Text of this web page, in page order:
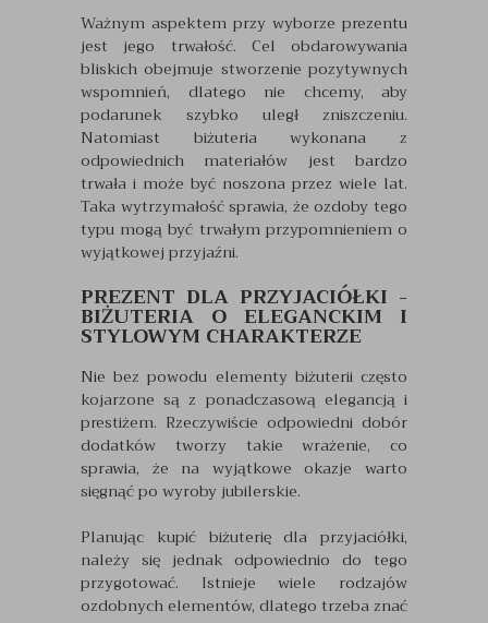
Ważnym aspektem przy wyborze prezentu
jest jego trwałość. Cel obdarowywania
bliskich obejmuje stworzenie pozytywnych
wspomnień, dlatego nie chcemy, aby
podarunek szybko uległ zniszczeniu.
Natomiast biżuteria wykonana z
odpowiednich materiałów jest bardzo
trwała i może być noszona przez wiele lat.
Taka wytrzymałość sprawia, że ozdoby tego
typu mogą być trwałym przypomnieniem o
wyjątkowej przyjaźni.
PREZENT DLA PRZYJACIÓŁKI -
BIŻUTERIA O ELEGANCKIM I
STYLOWYM CHARAKTERZE
Nie bez powodu elementy biżuterii często
kojarzone są z ponadczasową elegancją i
prestiżem. Rzeczywiście odpowiedni dobór
dodatków tworzy takie wrażenie, co
sprawia, że na wyjątkowe okazje warto
sięgnąć po wyroby jubilerskie.
Planując kupić biżuterię dla przyjaciółki,
należy się jednak odpowiednio do tego
przygotować. Istnieje wiele rodzajów
ozdobnych elementów, dlatego trzeba znać